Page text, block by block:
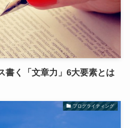
書く「文章力」6大要素とは
ブログライティング